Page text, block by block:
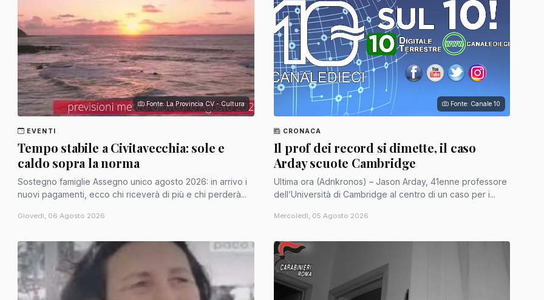
Fonte: La Provincia CV - Cultura
EVENTI
Tempo stabile a Civitavecchia: sole e
caldo sopra la norma
Sostegno famiglie Assegno unico agosto 2026: in arrivo i
nuovi pagamenti, ecco chi riceverà di più e chi perderà...
Giovedì, 06 Agosto 2026
Fonte: Canale 10
CRONACA
Il prof dei record si dimette, il caso
Arday scuote Cambridge
Ultima ora (Adnkronos) – Jason Arday, 41enne professore
dell’Università di Cambridge al centro di un caso per i...
Mercoledì, 05 Agosto 2026